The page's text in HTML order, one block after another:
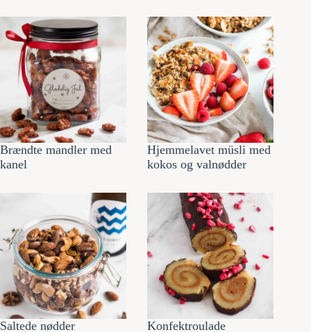
Brændte mandler med
kanel
Hjemmelavet müsli med
kokos og valnødder
Saltede nødder Konfektroulade